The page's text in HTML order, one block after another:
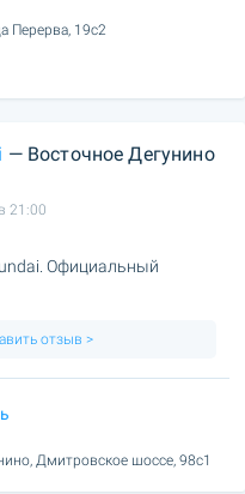
Перерва, 19с2
— Восточное Дегунино
21:00
Официальный
отзыв >
Дмитровское шоссе, 98с1